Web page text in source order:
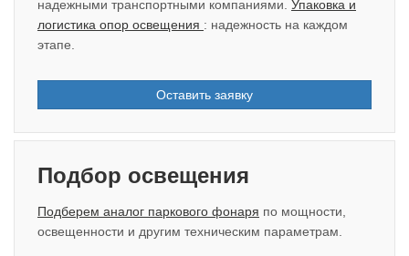
надежными транспортными компаниями. Упаковка и
логистика опор освещения : надежность на каждом
этапе.
Оставить заявку
Подбор освещения
Подберем аналог паркового фонаря по мощности,
освещенности и другим техническим параметрам.